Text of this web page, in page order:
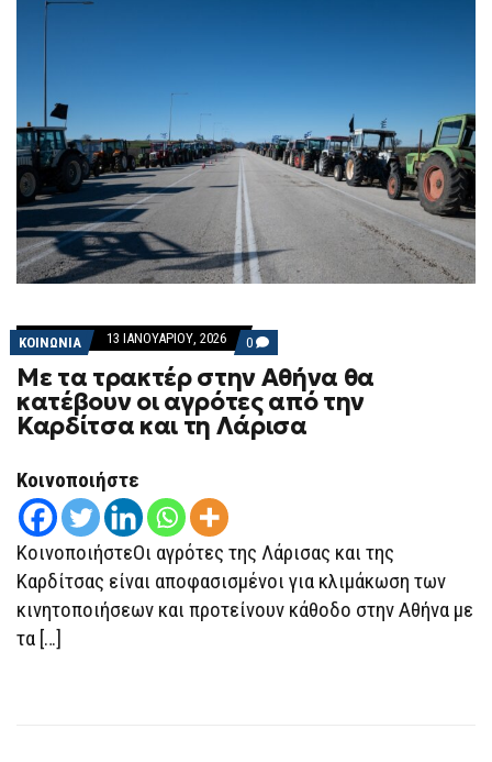
ΚΟΙΝΩΝΙΑ 13 ΙΑΝΟΥΑΡΊΟΥ, 2026 0 COMMENTS
ON
ΜΕ
ΤΑ
ΤΡΑΚΤΈΡ
ΣΤΗΝ
ΑΘΉΝΑ
ΚΑΡΔΊΤΣΑ
ΤΗ
ΛΆΡΙΣΑ
Με τα τρακτέρ στην Αθήνα θα
κατέβουν οι αγρότες από την
Καρδίτσα και τη Λάρισα
Κοινοποιήστε
ΚοινοποιήστεΟι αγρότες της Λάρισας και της
Καρδίτσας είναι αποφασισμένοι για κλιμάκωση των
κινητοποιήσεων και προτείνουν κάθοδο στην Αθήνα με
τα […]